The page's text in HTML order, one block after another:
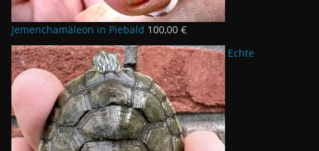
Jemenchamäleon in Piebald 100,00 €
Echte